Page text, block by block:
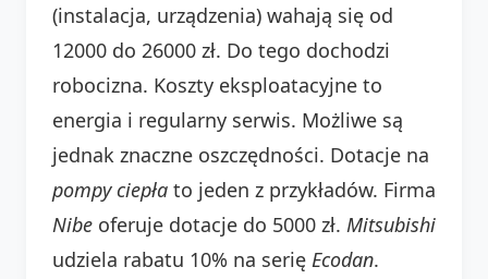
(instalacja, urządzenia) wahają się od
12000 do 26000 zł. Do tego dochodzi
robocizna. Koszty eksploatacyjne to
energia i regularny serwis. Możliwe są
jednak znaczne oszczędności. Dotacje na
pompy ciepła to jeden z przykładów. Firma
Nibe oferuje dotacje do 5000 zł. Mitsubishi
udziela rabatu 10% na serię Ecodan.